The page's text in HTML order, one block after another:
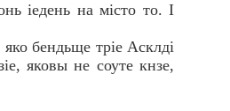
iедень на мiсто то. I
бендьще трiе Асклдi
яковы не соуте кнзе,